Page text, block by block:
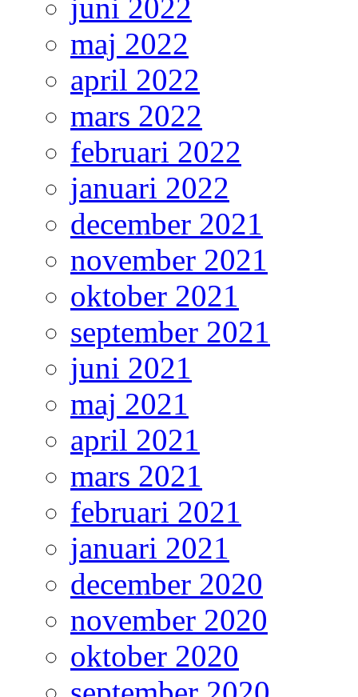
juni 2022
maj 2022
april 2022
mars 2022
februari 2022
januari 2022
december 2021
november 2021
oktober 2021
september 2021
juni 2021
maj 2021
april 2021
mars 2021
februari 2021
januari 2021
december 2020
november 2020
oktober 2020